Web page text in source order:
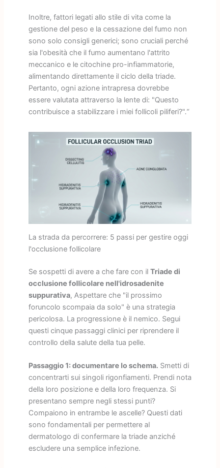
Inoltre, fattori legati allo stile di vita come la
gestione del peso e la cessazione del fumo non
sono solo consigli generici; sono cruciali perché
sia l'obesità che il fumo aumentano l'attrito
meccanico e le citochine pro-infiammatorie,
alimentando direttamente il ciclo della triade.
Pertanto, ogni azione intrapresa dovrebbe
essere valutata attraverso la lente di: "Questo
contribuisce a stabilizzare i miei follicoli piliferi?".“
La strada da percorrere: 5 passi per gestire oggi
l'occlusione follicolare
Se sospetti di avere a che fare con il Triade di
occlusione follicolare nell'idrosadenite
suppurativa, Aspettare che "il prossimo
foruncolo scompaia da solo" è una strategia
pericolosa. La progressione è il nemico. Segui
questi cinque passaggi clinici per riprendere il
controllo della salute della tua pelle.
Passaggio 1: documentare lo schema.Smetti di
concentrarti sui singoli rigonfiamenti. Prendi nota
della loro posizione e della loro frequenza. Si
presentano sempre negli stessi punti?
Compaiono in entrambe le ascelle? Questi dati
sono fondamentali per permettere al
dermatologo di confermare la triade anziché
escludere una semplice infezione.